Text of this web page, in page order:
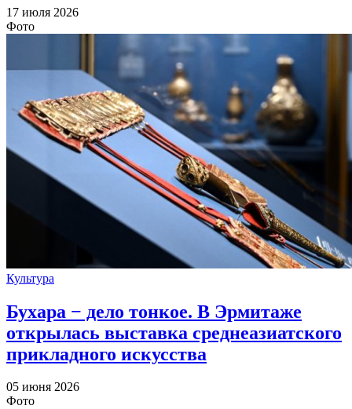
17 июля 2026
Фото
Культура
Бухара − дело тонкое. В Эрмитаже
открылась выставка среднеазиатского
прикладного искусства
05 июня 2026
Фото